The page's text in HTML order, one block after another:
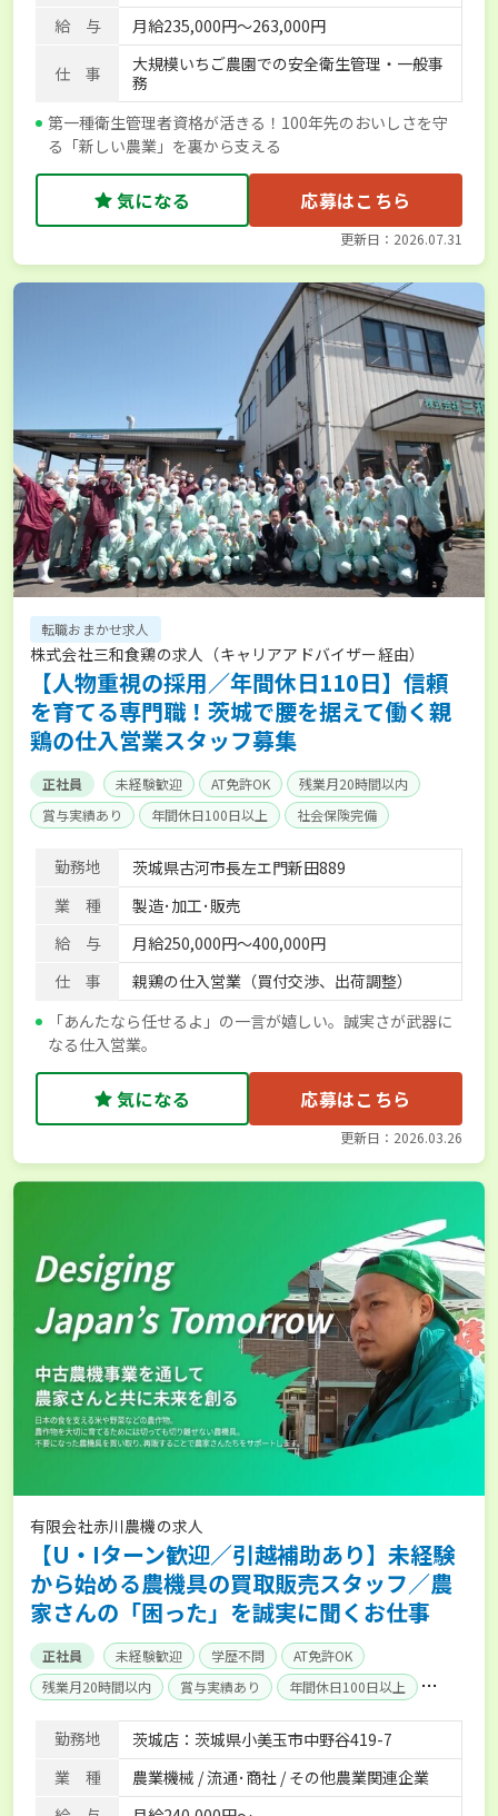
給 与
月給235,000円～263,000円
仕 事
大規模いちご農園での安全衛生管理・一般事
務
第一種衛生管理者資格が活きる！100年先のおいしさを守
る「新しい農業」を裏から支える
気になる 応募はこちら
更新日：2026.07.31
転職おまかせ求人
株式会社三和食鶏の求人（キャリアアドバイザー経由）
【人物重視の採用／年間休日110日】信頼
を育てる専門職！茨城で腰を据えて働く親
鶏の仕入営業スタッフ募集
正社員 未経験歓迎 AT免許OK
残業月20時間以内
賞与実績あり
年間休日100日以上 社会保険完備
勤務地
茨城県古河市長左エ門新田889
業 種
製造･加工･販売
給 与
月給250,000円～400,000円
仕 事
親鶏の仕入営業（買付交渉、出荷調整）
「あんたなら任せるよ」の一言が嬉しい。誠実さが武器に
なる仕入営業。
気になる 応募はこちら
更新日：2026.03.26
有限会社赤川農機の求人
【U・Iターン歓迎／引越補助あり】未経験
から始める農機具の買取販売スタッフ／農
家さんの「困った」を誠実に聞くお仕事
正社員 未経験歓迎 学歴不問
AT免許OK
残業月20時間以内
賞与実績あり
年間休日100日以上
社会保険完備
勤務地
茨城店：茨城県小美玉市中野谷419-7
業 種
農業機械 / 流通･商社 / その他農業関連企業